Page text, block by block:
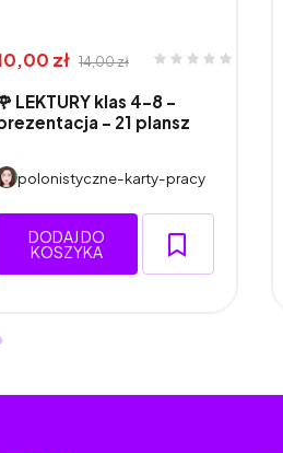
zł 14,00 zł
LEKTURY klas 4–8 -
- 21 plansz
polonistyczne-karty-pracy
DODAJ DO
KOSZYKA